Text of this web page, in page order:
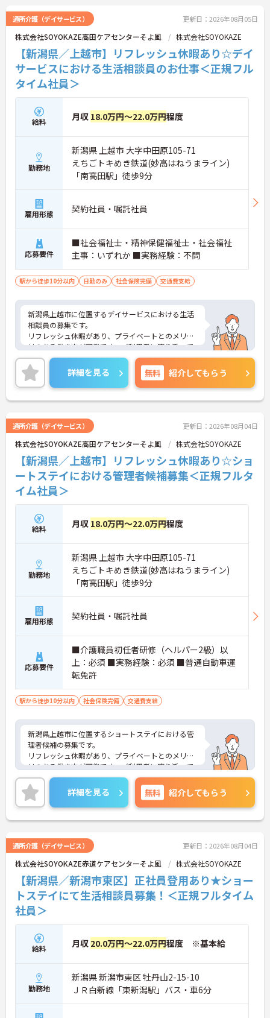
通所介護（デイサービス） 更新日：2026年08月05日
株式会社SOYOKAZE高田ケアセンターそよ風 株式会社SOYOKAZE
【新潟県／上越市】リフレッシュ休暇あり☆デイ
サービスにおける生活相談員のお仕事＜正規フル
タイム社員＞
給料 月収 18.0万円～22.0万円程度
勤務地
新潟県 上越市 大字中田原105-71
えちごトキめき鉄道(妙高はねうまライン)
「南高田駅」徒歩9分
雇用形態 契約社員・嘱託社員
応募要件
■社会福祉士・精神保健福祉士・社会福祉
主事：いずれか ■実務経験：不問
駅から徒歩10分以内 日勤のみ 社会保険完備 交通費支給
新潟県上越市に位置するデイサービスにおける生活
相談員の募集です。
リフレッシュ休暇があり、プライベートとのメリハ
リのある働き方が可能です。ご利用者に寄り添って
介護サービスの提供を行っていただける方を募集し
ています。
ご興味のある方には、面接対策ポイントなど、さら
に詳細をご案内しますのでお気軽にご相談くださ
い！
詳細を見る 無料 紹介してもらう
通所介護（デイサービス） 更新日：2026年08月04日
株式会社SOYOKAZE高田ケアセンターそよ風 株式会社SOYOKAZE
【新潟県／上越市】リフレッシュ休暇あり☆ショ
ートステイにおける管理者候補募集＜正規フルタ
イム社員＞
給料 月収 18.0万円～22.0万円程度
勤務地
新潟県 上越市 大字中田原105-71
えちごトキめき鉄道(妙高はねうまライン)
「南高田駅」徒歩9分
雇用形態 契約社員・嘱託社員
応募要件
■介護職員初任者研修（ヘルパー2級）以
上：必須 ■実務経験：必須 ■普通自動車運
転免許
駅から徒歩10分以内 社会保険完備 交通費支給
新潟県上越市に位置するショートステイにおける管
理者候補の募集です。
リフレッシュ休暇があり、プライベートとのメリハ
リのある働き方が可能です。ご利用者に寄り添って
介護サービスの提供を行っていただける方を募集し
ています。
ご興味のある方には、面接対策ポイントなど、さら
に詳細をご案内しますのでお気軽にご相談くださ
い！
詳細を見る 無料 紹介してもらう
通所介護（デイサービス） 更新日：2026年08月04日
株式会社SOYOKAZE赤道ケアセンターそよ風 株式会社SOYOKAZE
【新潟県／新潟市東区】正社員登用あり★ショー
トステイにて生活相談員募集！＜正規フルタイム
社員＞
給料 月収 20.0万円～22.0万円程度 ※基本給
勤務地
新潟県 新潟市東区 牡丹山2-15-10
ＪＲ白新線「東新潟駅」バス・車6分